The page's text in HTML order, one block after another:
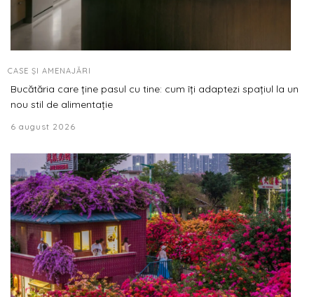
CASE ȘI AMENAJĂRI
Bucătăria care ține pasul cu tine: cum îți adaptezi spațiul la un
nou stil de alimentație
6 august 2026